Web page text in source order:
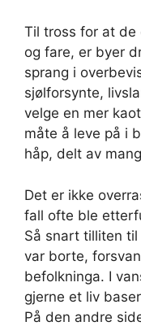
Til tross for at
og fare, er byer
sprang i
sjølforsynte,
velge en mer
måte å leve på i
håp, delt av
Det er ikke
fall ofte ble
Så snart tilliten
var borte,
befolkninga. I
gjerne et liv
På den andre